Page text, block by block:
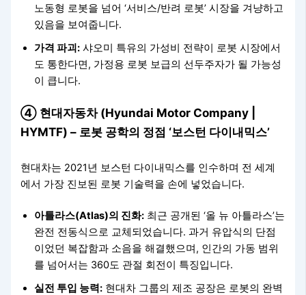
노동형 로봇을 넘어 ‘서비스/반려 로봇’ 시장을 겨냥하고
있음을 보여줍니다.
가격 파괴: 샤오미 특유의 가성비 전략이 로봇 시장에서
도 통한다면, 가정용 로봇 보급의 선두주자가 될 가능성
이 큽니다.
④ 현대자동차 (Hyundai Motor Company |
HYMTF) – 로봇 공학의 정점 ‘보스턴 다이내믹스’
현대차는 2021년 보스턴 다이내믹스를 인수하며 전 세계
에서 가장 진보된 로봇 기술력을 손에 넣었습니다.
아틀라스(Atlas)의 진화: 최근 공개된 ‘올 뉴 아틀라스’는
완전 전동식으로 교체되었습니다. 과거 유압식의 단점
이었던 복잡함과 소음을 해결했으며, 인간의 가동 범위
를 넘어서는 360도 관절 회전이 특징입니다.
실전 투입 능력: 현대차 그룹의 제조 공장은 로봇의 완벽